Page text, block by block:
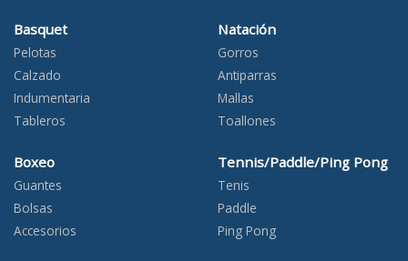
Basquet
Pelotas
Calzado
Indumentaria
Tableros
Boxeo
Guantes
Bolsas
Accesorios
Natación
Gorros
Antiparras
Mallas
Toallones
Tennis/Paddle/Ping Pong
Tenis
Paddle
Ping Pong